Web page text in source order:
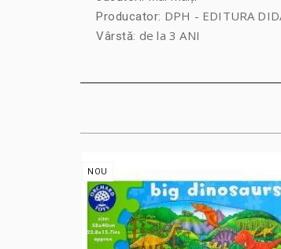
Producator: DPH - EDITURA
Vârstă: de la 3 ANI
NOU